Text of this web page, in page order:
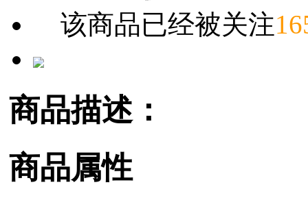
该商品已经被关注
商品描述：
商品属性